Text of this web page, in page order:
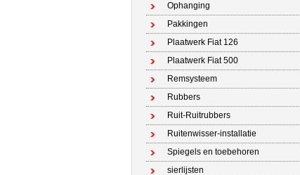
Ophanging
Pakkingen
Plaatwerk Fiat 126
Plaatwerk Fiat 500
Remsysteem
Rubbers
Ruit-Ruitrubbers
Ruitenwisser-installatie
Spiegels en toebehoren
sierlijsten